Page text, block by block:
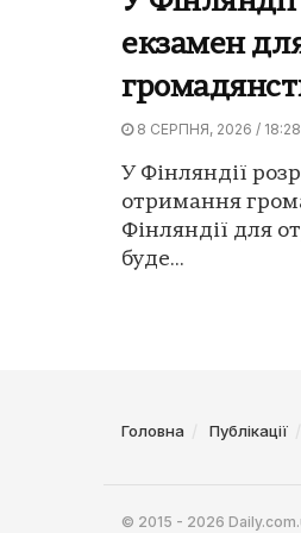
екзамен
8 СЕРПНЯ, 2026 / 18:28
У Фінляндії
отримання
Фінляндії для
буде...
Головна Публікації
© 2015 - 2026